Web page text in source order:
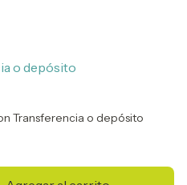
o depósito
Transferencia o depósito